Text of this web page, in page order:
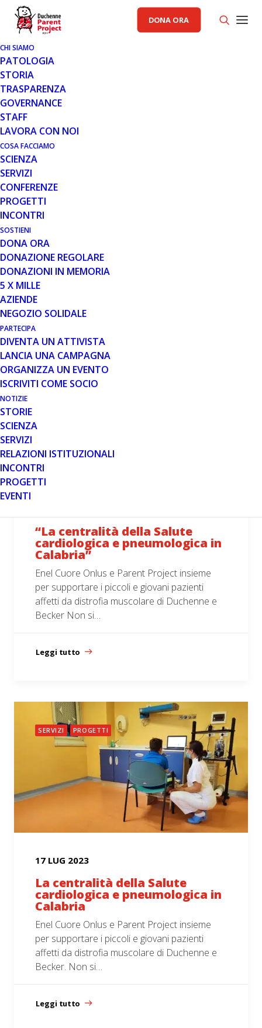
DONA ORA
CHI SIAMO
PATOLOGIA
STORIA
TRASPARENZA
GOVERNANCE
STAFF
LAVORA CON NOI
COSA FACCIAMO
SCIENZA
SERVIZI
CONFERENZE
PROGETTI
INCONTRI
SOSTIENI
DONA ORA
DONAZIONE REGOLARE
DONAZIONI IN MEMORIA
5 X MILLE
AZIENDE
NEGOZIO SOLIDALE
PARTECIPA
DIVENTA UN ATTIVISTA
LANCIA UNA CAMPAGNA
ORGANIZZA UN EVENTO
ISCRIVITI COME SOCIO
NOTIZIE
STORIE
SCIENZA
SERVIZI
RELAZIONI ISTITUZIONALI
INCONTRI
PROGETTI
EVENTI
“LA CENTRALITÀ DELLA SALUTE
CARDIOLOGICA E
PNEUMOLOGICA” DI PARENT
PROJECT.
Sostenuto da Enel Cuore Onlus: Un Passo Avanti per
Calabria e Basilicata Siamo lieti di annunciare che si è
concluso con grande successo il…
ENELCUORE
“La centralità della Salute
cardiologica e pneumologica in
Calabria”
Enel Cuore Onlus e Parent Project insieme
per supportare i piccoli e giovani pazienti
affetti da distrofia muscolare di Duchenne e
Becker Non si…
Leggi tutto
SERVIZI PROGETTI
17 LUG 2023
La centralità della Salute
cardiologica e pneumologica in
Calabria
Enel Cuore Onlus e Parent Project insieme
per supportare i piccoli e giovani pazienti
affetti da distrofia muscolare di Duchenne e
Becker. Non si…
Leggi tutto